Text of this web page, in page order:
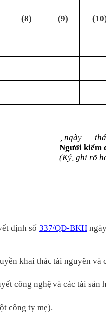
(8) (9) (10)
__________, ngày __
Người kiểm
(Ký, ghi rõ
định số 337/QĐ-BKH
khai thác tài nguyên và
công nghệ và các tài sản
công ty mẹ).